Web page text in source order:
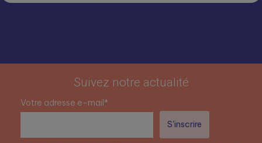
Suivez notre actualité
Votre adresse e-mail*